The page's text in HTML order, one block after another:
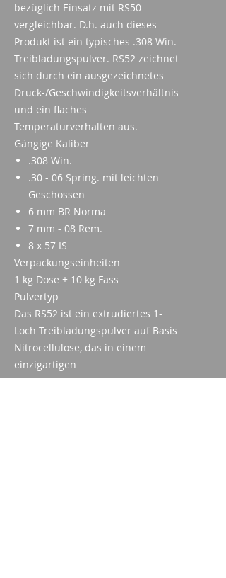
bezüglich Einsatz mit RS50
vergleichbar. D.h. auch dieses
Produkt ist ein typisches .308 Win.
Treibladungspulver. RS52 zeichnet
sich durch ein ausgezeichnetes
Druck-/Geschwindigkeitsverhältnis
und ein flaches
Temperaturverhalten aus.
Gängige Kaliber
.308 Win.
.30 - 06 Spring. mit leichten
Geschossen
6 mm BR Norma
7 mm - 08 Rem.
8 x 57 IS
Verpackungseinheiten
1 kg Dose + 10 kg Fass
Pulvertyp
Das RS52 ist ein extrudiertes 1-
Loch Treibladungspulver auf Basis
Nitrocellulose, das in einem
einzigartigen
Imprägnierungsverfahren mit